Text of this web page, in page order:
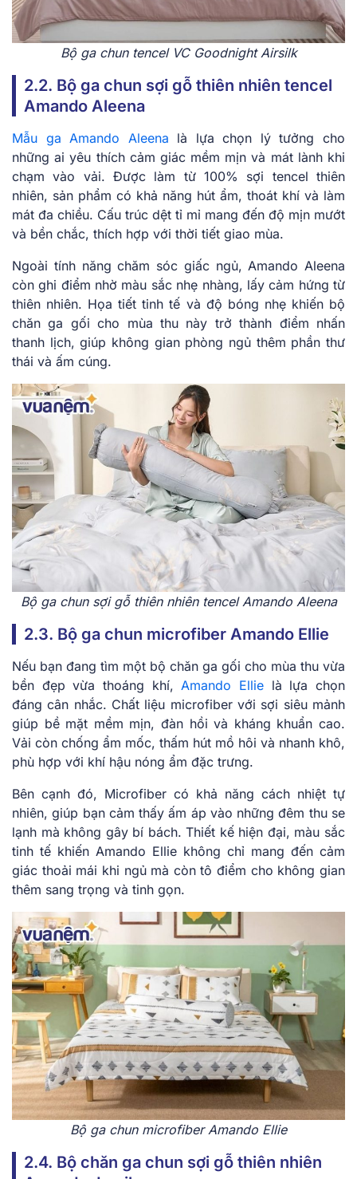
Bộ ga chun tencel VC Goodnight Airsilk
2.2. Bộ ga chun sợi gỗ thiên nhiên tencel
Amando Aleena
Mẫu ga Amando Aleena là lựa chọn lý tưởng cho
những ai yêu thích cảm giác mềm mịn và mát lành khi
chạm vào vải. Được làm từ 100% sợi tencel thiên
nhiên, sản phẩm có khả năng hút ẩm, thoát khí và làm
mát đa chiều. Cấu trúc dệt tỉ mỉ mang đến độ mịn mướt
và bền chắc, thích hợp với thời tiết giao mùa.
Ngoài tính năng chăm sóc giấc ngủ, Amando Aleena
còn ghi điểm nhờ màu sắc nhẹ nhàng, lấy cảm hứng từ
thiên nhiên. Họa tiết tinh tế và độ bóng nhẹ khiến bộ
chăn ga gối cho mùa thu này trở thành điểm nhấn
thanh lịch, giúp không gian phòng ngủ thêm phần thư
thái và ấm cúng.
Bộ ga chun sợi gỗ thiên nhiên tencel Amando Aleena
2.3. Bộ ga chun microfiber Amando Ellie
Nếu bạn đang tìm một bộ chăn ga gối cho mùa thu vừa
bền đẹp vừa thoáng khí, Amando Ellie là lựa chọn
đáng cân nhắc. Chất liệu microfiber với sợi siêu mảnh
giúp bề mặt mềm mịn, đàn hồi và kháng khuẩn cao.
Vải còn chống ẩm mốc, thấm hút mồ hôi và nhanh khô,
phù hợp với khí hậu nóng ẩm đặc trưng.
Bên cạnh đó, Microfiber có khả năng cách nhiệt tự
nhiên, giúp bạn cảm thấy ấm áp vào những đêm thu se
lạnh mà không gây bí bách. Thiết kế hiện đại, màu sắc
tinh tế khiến Amando Ellie không chỉ mang đến cảm
giác thoải mái khi ngủ mà còn tô điểm cho không gian
thêm sang trọng và tinh gọn.
Bộ ga chun microfiber Amando Ellie
2.4. Bộ chăn ga chun sợi gỗ thiên nhiên